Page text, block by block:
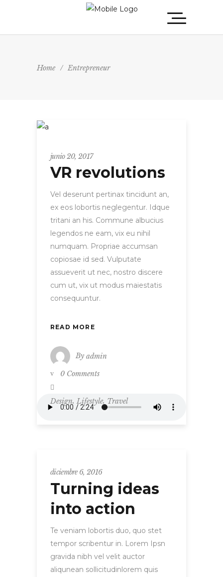
Home / Entrepreneur
junio 20, 2017
VR revolutions
Vel deserunt pertinax tincidunt an,
ex eos lobortis neglegentur. Idque
tritani an his. Commune albucius
legendos ne eam, vix eu nihil
numquam. Propriae accumsan
copiosae id sed. Vulputate
assueverit ut nec, nostro discere
cum ut, vix ut modus maiestatis
consequuntur.
READ MORE
By admin
0 Comments
Design, Lifestyle, Travel
diciembre 6, 2016
Turning ideas
into action
Te veniam lobortis duo, quo stet
tempor scribentur in. Lorem Ipsn
gravida nibh vel velit auctor
aliqunean sollicitudinlorem quis